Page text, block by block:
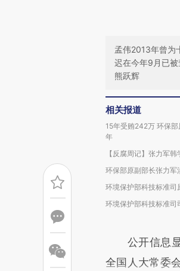
孟伟2013年曾为
迟在今年9月已
熊跃辉
相关报道
15年受贿242万 环保
年
【反腐周记】张力军
环保部原副部长张力
环境保护部科技标准
环境保护部科技标准司
公开信息显
全国人大常委